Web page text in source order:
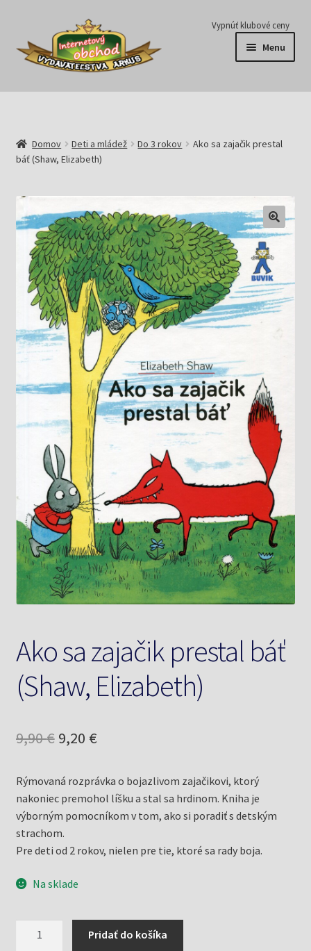
Preskočiť
navigáciu
Preskočiť
obsah
Vypnúť klubové ceny
Menu
Série
E-knihy
Predplatné
Pripravujeme
Pre školy
Knižný klub
Kontakt
Domov Deti a mládež Do 3 rokov
Ako sa zajačik prestal
báť (Shaw, Elizabeth)
Ako sa zajačik prestal báť
(Shaw, Elizabeth)
9,90€ Pôvodná
bola:
9,90 €.
9,20 €Aktuálna
je:
9,20 €.
Rýmovaná rozprávka o bojazlivom zajačikovi, ktorý
nakoniec premohol líšku a stal sa hrdinom. Kniha je
výborným pomocníkom v tom, ako si poradiť s detským
strachom.
Pre deti od 2 rokov, nielen pre tie, ktoré sa rady boja.
Na sklade
Pridať do košíka